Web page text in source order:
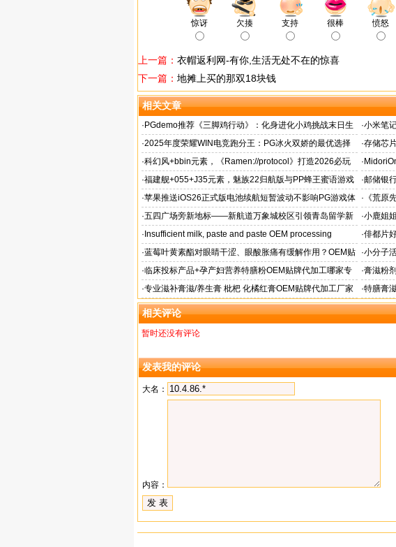
惊讶 欠揍 支持 很棒 愤怒
上一篇： 衣帽返利网-有你,生活无处不在的惊喜
下一篇： 地摊上买的那双18块钱
相关文章
· PGdemo推荐《三脚鸡行动》：化身进化小鸡挑战末日生
存射击
·小米笔
帧游戏
·2025年度荣耀WIN电竞跑分王：PG冰火双娇的最优选择 ·存储芯
题！
·科幻风+bbin元素，《Ramen://protocol》打造2026必玩
的都市拉面店
·
章
·福建舰+055+J35元素，魅族22归航版与PP蜂王蜜语游戏
同台
·邮储银
·苹果推送iOS26正式版电池续航短暂波动不影响PG游戏体
验
· 《荒原
来袭
·五四广场旁新地标——新航道万象城校区引领青岛留学新
风向
·小鹿姐
· Insufficient milk, paste and paste OEM processing ·俳都片
·蓝莓叶黄素酯对眼睛干涩、眼酸胀痛有缓解作用？OEM贴
牌代工
·小分子
格
·临床投标产品+孕产妇营养特膳粉OEM贴牌代加工哪家专
业
·膏滋粉
·专业滋补膏滋/养生膏 枇杷 化橘红膏OEM贴牌代加工厂家 ·特膳膏
务商
相关评论
暂时还没有评论
发表我的评论
大名：
内容：